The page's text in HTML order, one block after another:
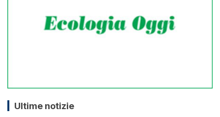
Ultime notizie